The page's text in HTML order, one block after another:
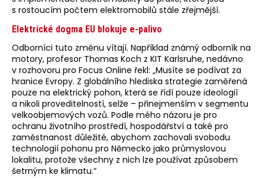
s rostoucím počtem elektromobilů stále zřejmější.
Elektrické dogma EU blokuje e-palivo
Odborníci tuto změnu vítají. Například známý odborník na
motory, profesor Thomas Koch z KIT Karlsruhe, nedávno
v rozhovoru pro Focus Online řekl: „Musíte se podívat za
hranice Evropy. Z globálního hlediska strategie zaměřená
pouze na elektrický pohon, která se řídí pouze ideologií
a nikoli proveditelností, selže – přinejmenším v segmentu
velkoobjemových vozů. Podle mého názoru je pro
ochranu životního prostředí, hospodářství a také pro
zaměstnanost důležité, abychom zachovali svobodu
technologií pohonu pro Německo jako průmyslovou
lokalitu, protože všechny z nich lze používat způsobem
šetrným ke klimatu.“